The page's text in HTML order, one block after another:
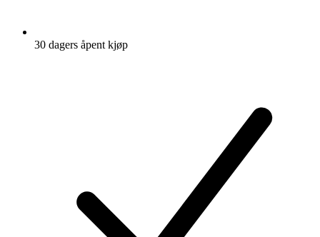
30 dagers åpent kjøp